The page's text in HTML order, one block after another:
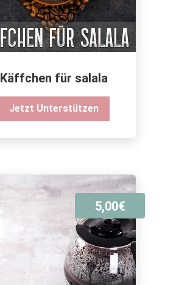
Käffchen für salala
Jetzt Unterstützen
5,00€